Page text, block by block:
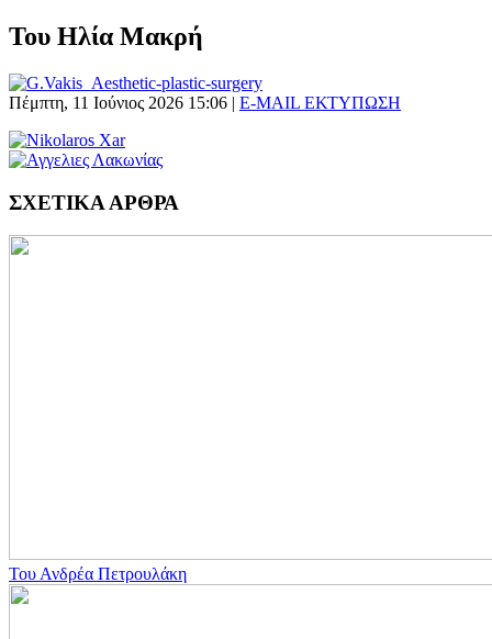
Του Ηλία Μακρή
Πέμπτη, 11 Ιούνιος 2026 15:06 | E-MAIL ΕΚΤΥΠΩΣΗ
ΣΧΕΤΙΚΑ ΑΡΘΡΑ
Του Ανδρέα Πετρουλάκη